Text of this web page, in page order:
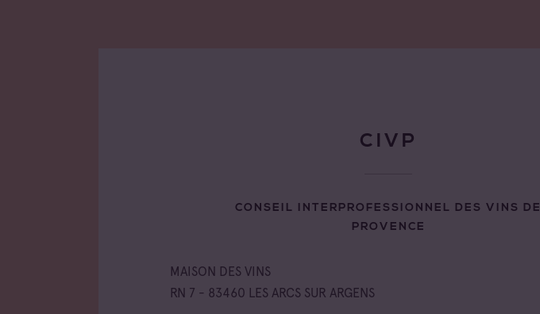
CIVP
CONSEIL INTERPROFESSIONNEL DES VINS DE
PROVENCE
MAISON DES VINS
RN 7 - 83460 LES ARCS SUR ARGENS